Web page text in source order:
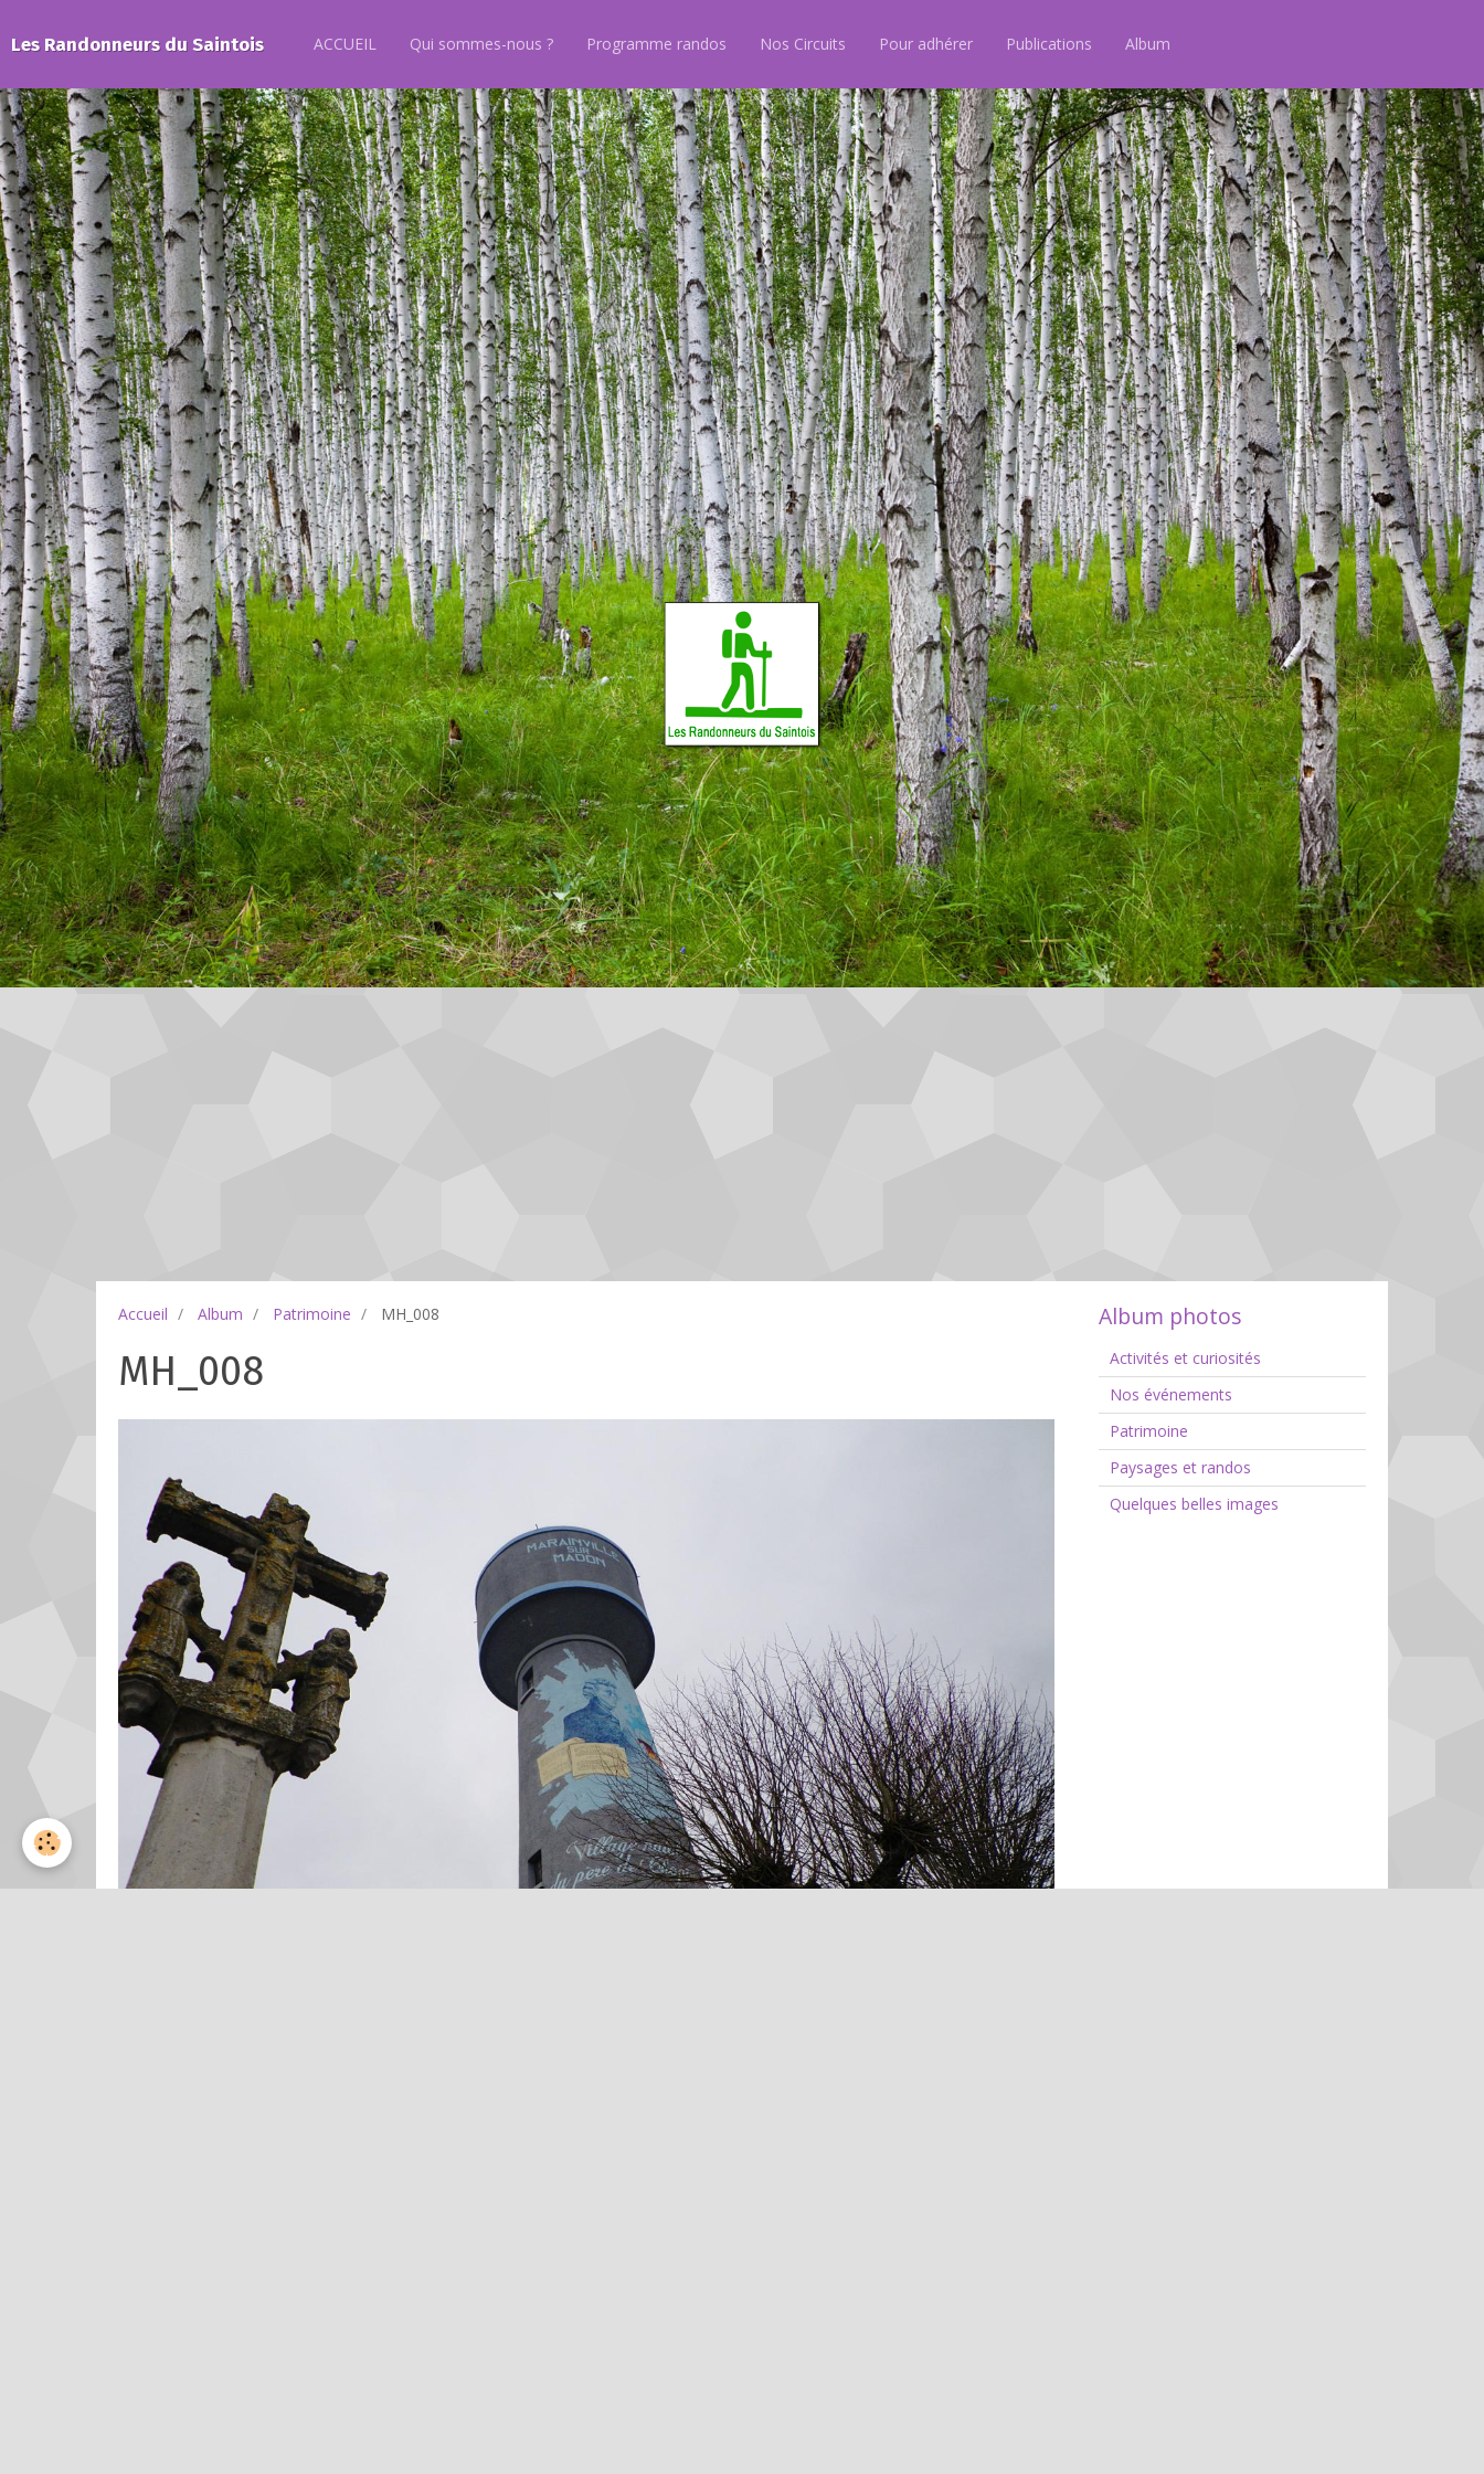
Les Randonneurs du Saintois ACCUEIL Qui sommes-nous ? Programme randos Nos Circuits Pour adhérer Publications Album
Accueil Album Patrimoine MH_008
MH_008
Album photos
Activités et curiosités
Nos événements
Patrimoine
Paysages et randos
Quelques belles images